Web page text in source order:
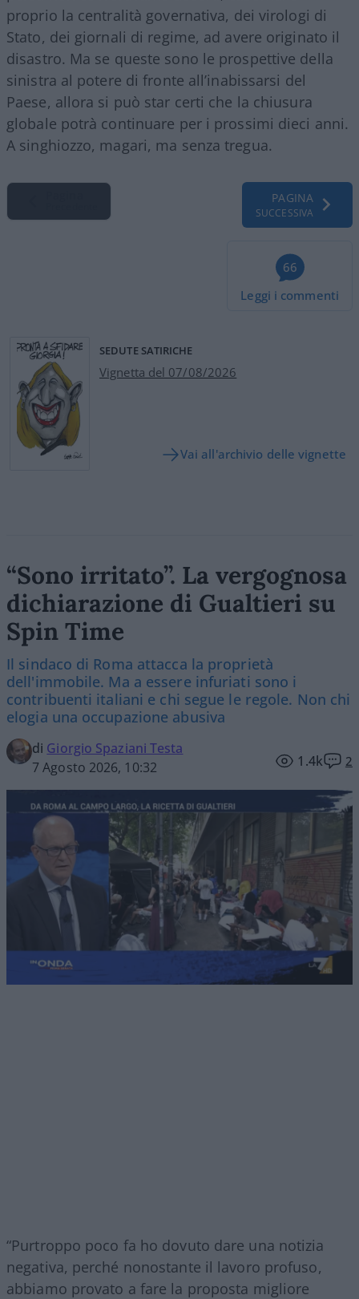
proprio la centralità governativa, dei virologi di
Stato, dei giornali di regime, ad avere originato il
disastro. Ma se queste sono le prospettive della
sinistra al potere di fronte all’inabissarsi del
Paese, allora si può star certi che la chiusura
globale potrà continuare per i prossimi dieci anni.
A singhiozzo, magari, ma senza tregua.
PAGINA
SUCCESSIVA
66
Leggi i commenti
SEDUTE SATIRICHE
Vignetta del 07/08/2026
Vai all'archivio delle vignette
“Sono irritato”. La vergognosa
dichiarazione di Gualtieri su
Spin Time
Il sindaco di Roma attacca la proprietà
dell'immobile. Ma a essere infuriati sono i
contribuenti italiani e chi segue le regole. Non chi
elogia una occupazione abusiva
di Giorgio Spaziani Testa
7 Agosto 2026, 10:32
1.4k 2
“Purtroppo poco fa ho dovuto dare una notizia
negativa, perché nonostante il lavoro profuso,
abbiamo provato a fare la proposta migliore